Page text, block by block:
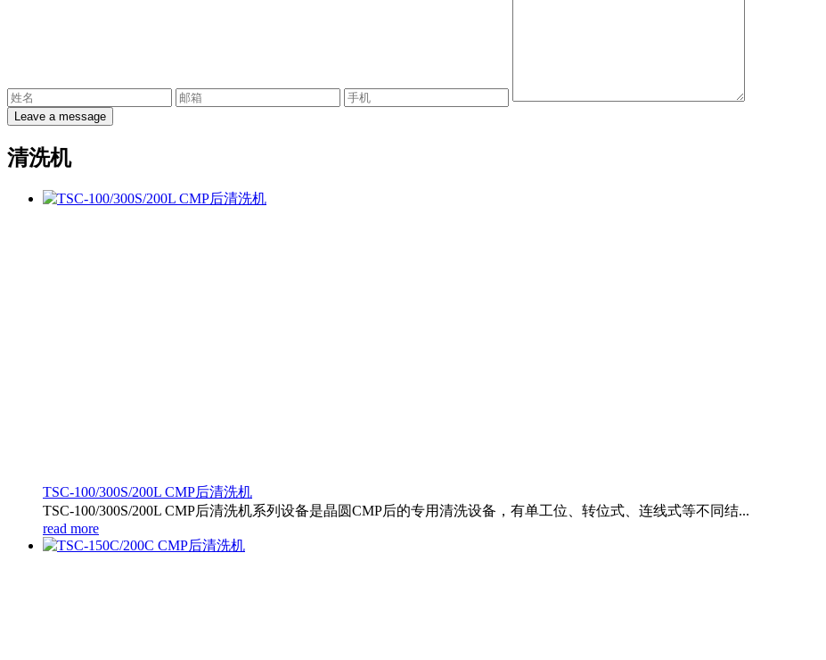
Leave a message
清洗机
TSC-100/300S/200L CMP后清洗机
TSC-100/300S/200L CMP后清洗机系列设备是晶圆CMP后的专用清洗设备，有单工位、转位式、连线式等不同结...
read more